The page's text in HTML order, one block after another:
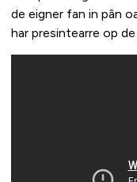
de eigner fan in pân
har presintearre op